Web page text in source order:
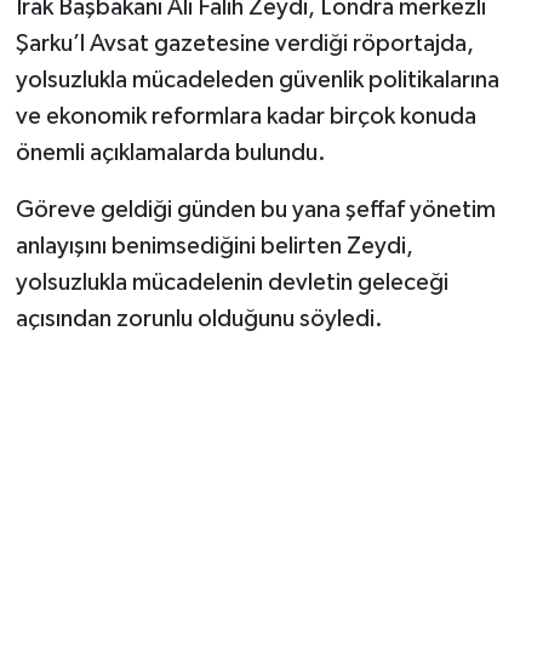
Irak Başbakanı Ali Falih Zeydi, Londra merkezli
Şarku’l Avsat gazetesine verdiği röportajda,
yolsuzlukla mücadeleden güvenlik politikalarına
ve ekonomik reformlara kadar birçok konuda
önemli açıklamalarda bulundu.
Göreve geldiği günden bu yana şeffaf yönetim
anlayışını benimsediğini belirten Zeydi,
yolsuzlukla mücadelenin devletin geleceği
açısından zorunlu olduğunu söyledi.